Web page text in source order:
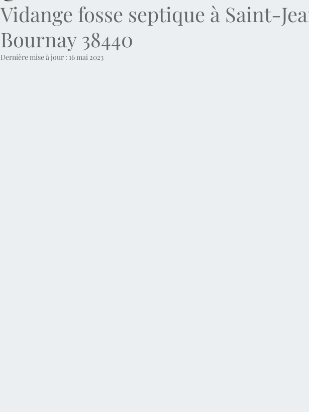
Vidange fosse septique à Saint-
Bournay 38440
Dernière mise à jour : 16 mai 2023